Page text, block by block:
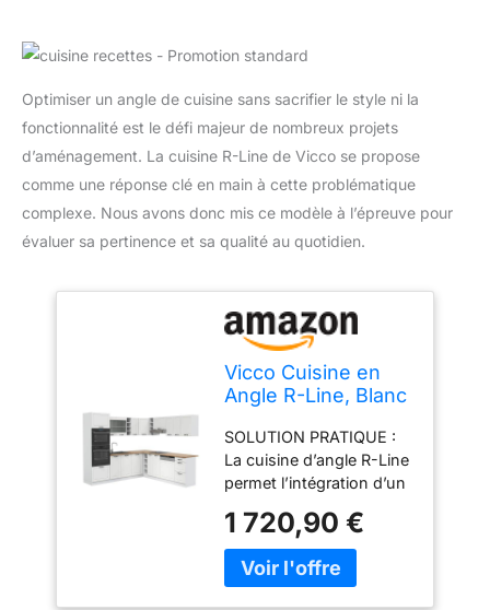
Optimiser un angle de cuisine sans sacrifier le style ni la
fonctionnalité est le défi majeur de nombreux projets
d’aménagement. La cuisine R-Line de Vicco se propose
comme une réponse clé en main à cette problématique
complexe. Nous avons donc mis ce modèle à l’épreuve pour
évaluer sa pertinence et sa qualité au quotidien.
Vicco Cuisine en
Angle R-Line, Blanc
247 x 237 cm
SOLUTION PRATIQUE :
La cuisine d’angle R-Line
permet l’intégration d’un
dans une colonne haute.
Des façades entièrement
intégrées pour lave-
1 720,90 €